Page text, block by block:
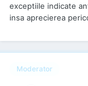
exceptiile indicate
insa aprecierea
Moderator